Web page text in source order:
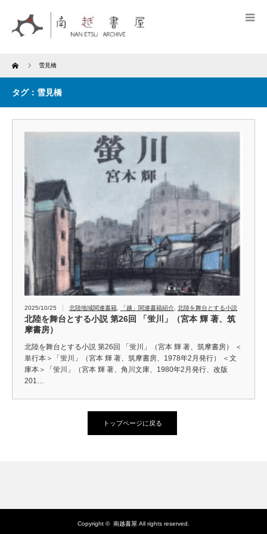
Home 雪見橋
タグ：雪見橋
2025/10/25 北陸地域関連書籍 「越」関連書籍紹介 北陸を舞台とする小説
北陸を舞台とする小説 第26回 「蛍川」（宮本 輝 著、筑
摩書房）
北陸を舞台とする小説 第26回 「蛍川」（宮本 輝 著、筑摩書房） ＜
単行本＞「蛍川」（宮本 輝 著、筑摩書房、1978年2月発行） ＜文
庫本＞「蛍川」（宮本 輝 著、角川文庫、1980年2月発行、改版
201…
トップページに戻る
Copyright © 南越書屋 All rights reserved.